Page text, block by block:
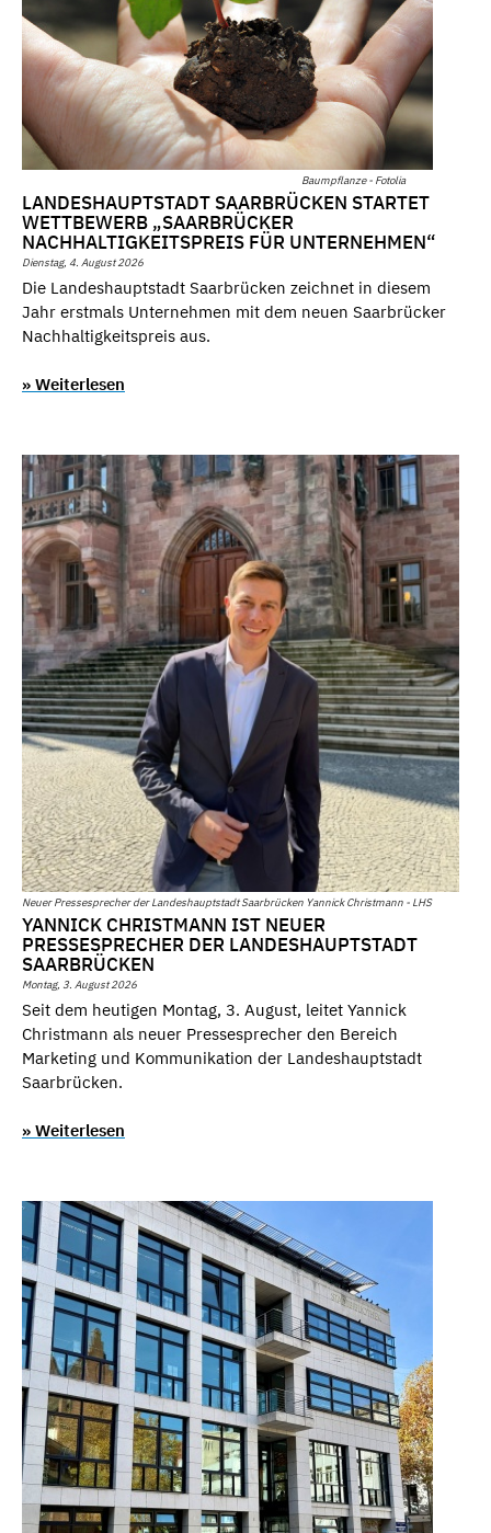
Baumpflanze - Fotolia
LANDESHAUPTSTADT SAARBRÜCKEN STARTET
WETTBEWERB „SAARBRÜCKER
NACHHALTIGKEITSPREIS FÜR UNTERNEHMEN“
Dienstag, 4. August 2026
Die Landeshauptstadt Saarbrücken zeichnet in diesem
Jahr erstmals Unternehmen mit dem neuen Saarbrücker
Nachhaltigkeitspreis aus.
» Weiterlesen
Neuer Pressesprecher der Landeshauptstadt Saarbrücken Yannick Christmann - LHS
YANNICK CHRISTMANN IST NEUER
PRESSESPRECHER DER LANDESHAUPTSTADT
SAARBRÜCKEN
Montag, 3. August 2026
Seit dem heutigen Montag, 3. August, leitet Yannick
Christmann als neuer Pressesprecher den Bereich
Marketing und Kommunikation der Landeshauptstadt
Saarbrücken.
» Weiterlesen